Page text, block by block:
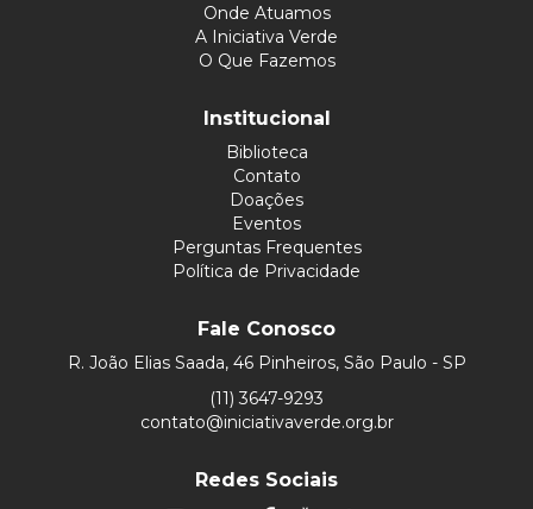
Onde Atuamos
A Iniciativa Verde
O Que Fazemos
Institucional
Biblioteca
Contato
Doações
Eventos
Perguntas Frequentes
Política de Privacidade
Fale Conosco
R. João Elias Saada, 46 Pinheiros, São Paulo - SP
(11) 3647-9293
contato@iniciativaverde.org.br
Redes Sociais